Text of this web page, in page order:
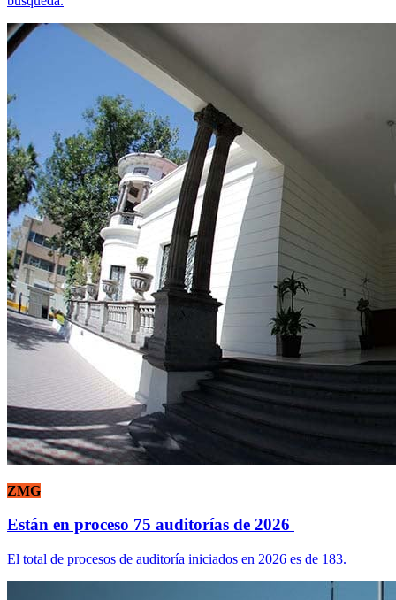
ZMG
Están en proceso 75 auditorías de 2026
El total de procesos de auditoría iniciados en 2026 es de 183.